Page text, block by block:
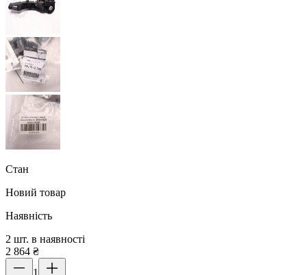
Стан
Новий товар
Наявність
2 шт. в наявності
2 864 ₴
1